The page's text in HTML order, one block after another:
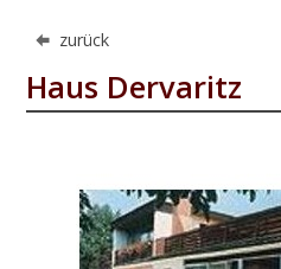
zurück
Haus Dervaritz